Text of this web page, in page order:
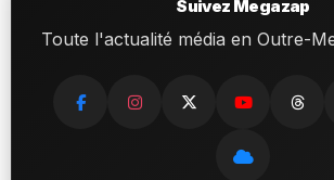
Suivez Megazap
Toute l'actualité média en Outre-